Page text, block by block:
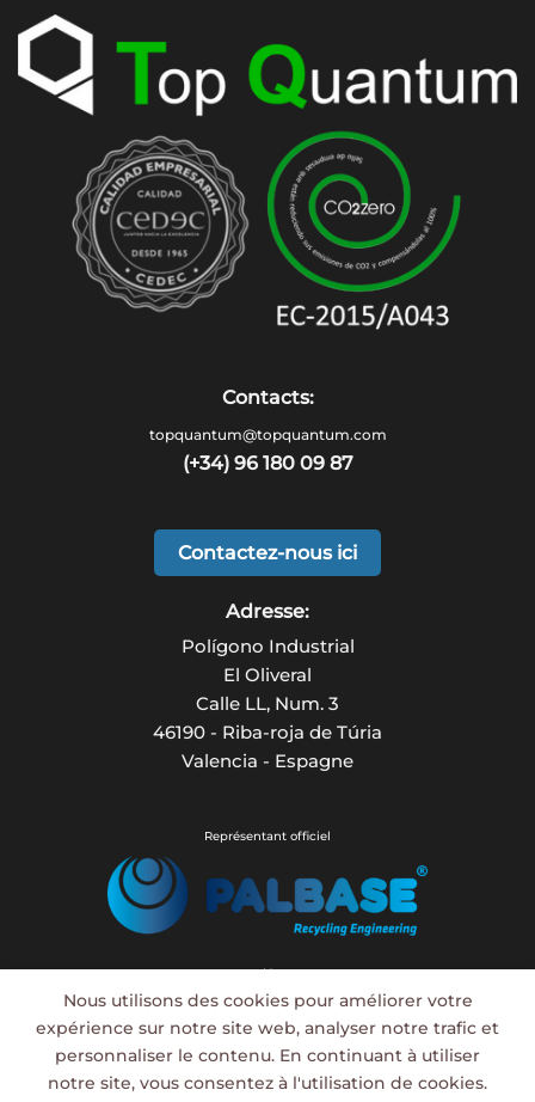
Contacts:
topquantum@topquantum.com
(+34) 96 180 09 87
Contactez-nous ici
Adresse:
Polígono Industrial
El Oliveral
Calle LL, Num. 3
46190 - Riba-roja de Túria
Valencia - Espagne
Représentant officiel
Associé avec:
ASTRY WELD
Assemblage, conception, soudage, chaudronnerie
Nous utilisons des cookies pour améliorer votre
expérience sur notre site web, analyser notre trafic et
personnaliser le contenu. En continuant à utiliser
notre site, vous consentez à l'utilisation de cookies.